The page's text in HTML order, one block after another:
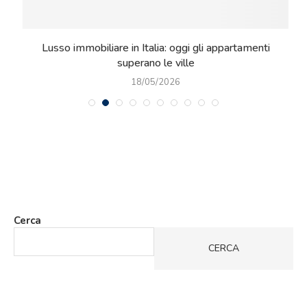
Lusso immobiliare in Italia: oggi gli appartamenti
superano le ville
18/05/2026
Cerca
CERCA